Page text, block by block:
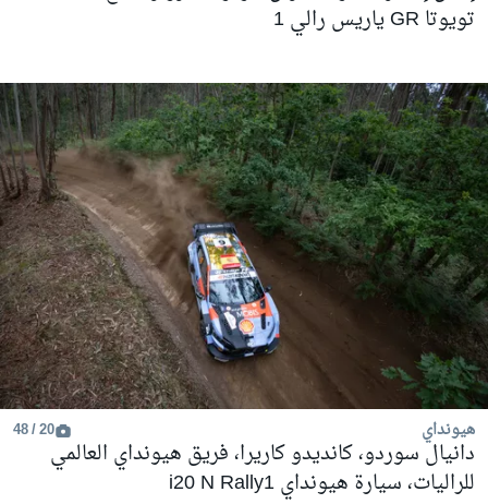
تويوتا GR ياريس رالي 1
هيونداي 20 / 48
دانيال سوردو، كانديدو كاريرا، فريق هيونداي العالمي
للراليات، سيارة هيونداي i20 N Rally1